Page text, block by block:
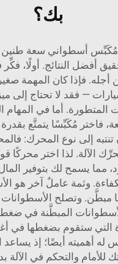
بك؟
مُكَبِّس أسطواني سعة طنين
أفضل النتائج. أولًا،
فإذا كان المهمة
— فقد لا تحتاج إلى
المتطورة. أما في المهام
فاختر مُكَبِّسًا يتمتَّع بقدرة
إلى نوع المحرك:
الآلة. لذا اختر محركًا
مما يسمح لك بتوفير
وثمة عاملٌ آخر هو
مبطَّن. وتصلح الأسطوانات
المبطَّنة في ضغط
التي ستقوم بضغطها في
له أهميته أيضًا؛ إذ يساعد
للأمام والتحكم في الآلة